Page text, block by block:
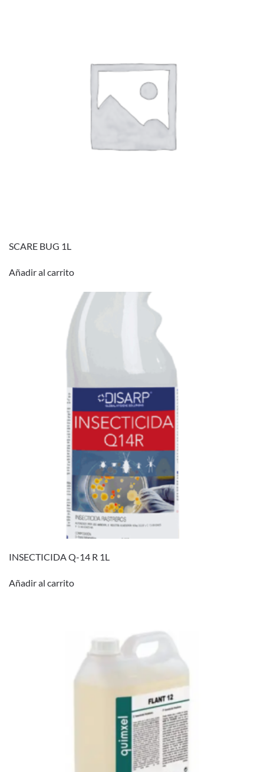
SCARE BUG 1L
Añadir al carrito
INSECTICIDA Q-14 R 1L
Añadir al carrito